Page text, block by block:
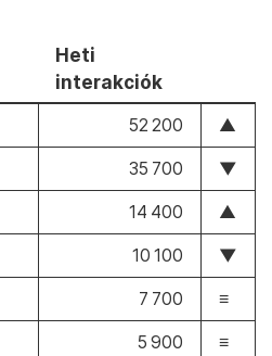
Heti
interakciók
52 200 ▲
35 700 ▼
14 400 ▲
10 100 ▼
7 700 ≡
5 900 ≡